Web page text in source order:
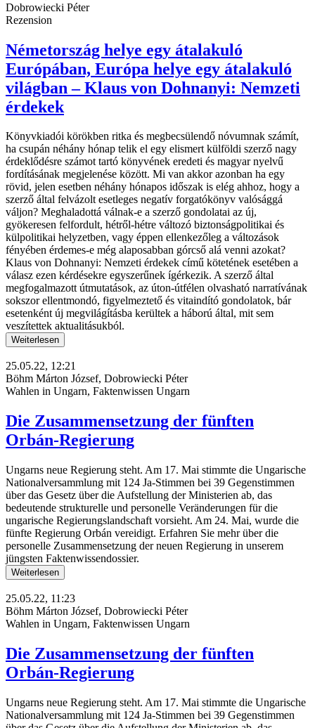
Dobrowiecki Péter
Rezension
Németország helye egy átalakuló
Európában, Európa helye egy átalakuló
világban – Klaus von Dohnanyi: Nemzeti
érdekek
Könyvkiadói körökben ritka és megbecsülendő nóvumnak számít,
ha csupán néhány hónap telik el egy elismert külföldi szerző nagy
érdeklődésre számot tartó könyvének eredeti és magyar nyelvű
fordításának megjelenése között. Mi van akkor azonban ha egy
rövid, jelen esetben néhány hónapos időszak is elég ahhoz, hogy a
szerző által felvázolt esetleges negatív forgatókönyv valósággá
váljon? Meghaladottá válnak-e a szerző gondolatai az új,
gyökeresen felfordult, hétről-hétre változó biztonságpolitikai és
külpolitikai helyzetben, vagy éppen ellenkezőleg a változások
fényében érdemes-e még alaposabban górcső alá venni azokat?
Klaus von Dohnanyi: Nemzeti érdekek című kötetének esetében a
válasz ezen kérdésekre egyszerűnek ígérkezik. A szerző által
megfogalmazott útmutatások, az úton-útfélen olvasható narratívának
sokszor ellentmondó, figyelmeztető és vitaindító gondolatok, bár
esetenként új megvilágításba kerültek a háború által, mit sem
veszítettek aktualitásukból.
Weiterlesen
25.05.22, 12:21
Böhm Márton József, Dobrowiecki Péter
Wahlen in Ungarn, Faktenwissen Ungarn
Die Zusammensetzung der fünften
Orbán-Regierung
Ungarns neue Regierung steht. Am 17. Mai stimmte die Ungarische
Nationalversammlung mit 124 Ja-Stimmen bei 39 Gegenstimmen
über das Gesetz über die Aufstellung der Ministerien ab, das
bedeutende strukturelle und personelle Veränderungen für die
ungarische Regierungslandschaft vorsieht. Am 24. Mai, wurde die
fünfte Regierung Orbán vereidigt. Erfahren Sie mehr über die
personelle Zusammensetzung der neuen Regierung in unserem
jüngsten Faktenwissendossier.
Weiterlesen
25.05.22, 11:23
Böhm Márton József, Dobrowiecki Péter
Wahlen in Ungarn, Faktenwissen Ungarn
Die Zusammensetzung der fünften
Orbán-Regierung
Ungarns neue Regierung steht. Am 17. Mai stimmte die Ungarische
Nationalversammlung mit 124 Ja-Stimmen bei 39 Gegenstimmen